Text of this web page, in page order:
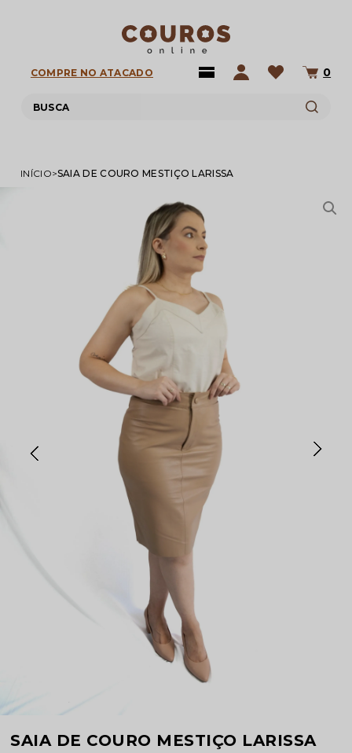
COMPRE NO ATACADO 0
INÍCIO SAIA DE COURO MESTIÇO LARISSA
SAIA DE COURO MESTIÇO LARISSA